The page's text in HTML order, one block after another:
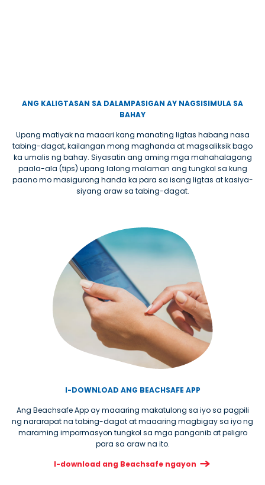
ANG KALIGTASAN SA DALAMPASIGAN AY NAGSISIMULA SA
BAHAY
Upang matiyak na maaari kang manating ligtas habang nasa
tabing-dagat, kailangan mong maghanda at magsaliksik bago
ka umalis ng bahay. Siyasatin ang aming mga mahahalagang
paala-ala (tips) upang lalong malaman ang tungkol sa kung
paano mo masigurong handa ka para sa isang ligtas at kasiya-
siyang araw sa tabing-dagat.
I-DOWNLOAD ANG BEACHSAFE APP
Ang Beachsafe App ay maaaring makatulong sa iyo sa pagpili
ng nararapat na tabing-dagat at maaaring magbigay sa iyo ng
maraming impormasyon tungkol sa mga panganib at peligro
para sa araw na ito.
I-download ang Beachsafe ngayon